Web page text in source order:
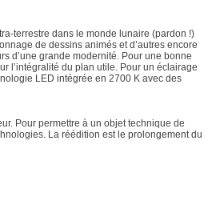
terrestre dans le monde lunaire (pardon !)
de dessins animés et d’autres encore
d’une grande modernité. Pour une bonne
l’intégralité du plan utile. Pour un éclairage
LED intégrée en 2700 K avec des
Pour permettre à un objet technique de
La réédition est le prolongement du